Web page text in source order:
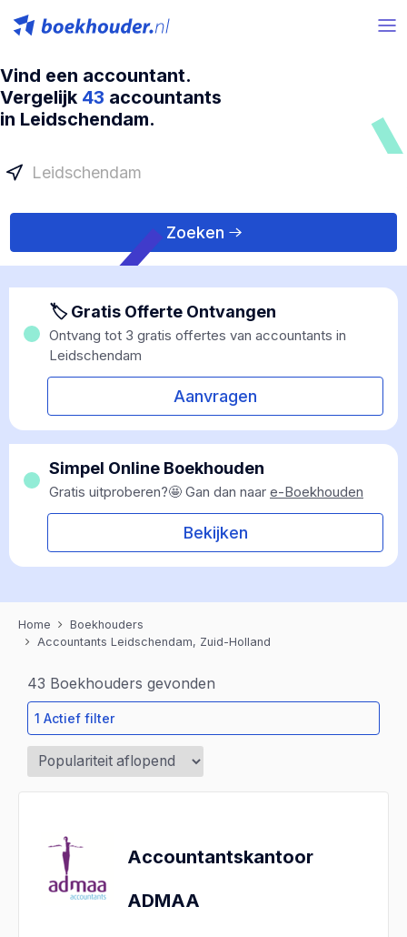
Vind een accountant.
Vergelijk 43 accountants
in Leidschendam.
Zoeken
🏷 Gratis Offerte Ontvangen
Ontvang tot 3 gratis offertes van accountants in
Leidschendam
Aanvragen
Simpel Online Boekhouden
Gratis uitproberen?🤩 Gan dan naar e-Boekhouden
Bekijken
Home
Boekhouders
Accountants Leidschendam, Zuid-Holland
43 Boekhouders gevonden
1 Actief filter
Accountantskantoor
ADMAA